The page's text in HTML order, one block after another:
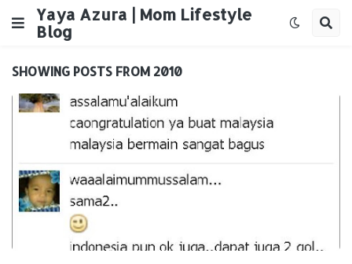
Yaya Azura | Mom Lifestyle
Blog
SHOWING POSTS FROM 2010